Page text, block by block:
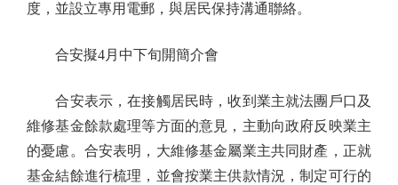
度，並設立專用電郵，與居民保持溝通聯絡。
合安擬4月中下旬開簡介會
合安表示，在接觸居民時，收到業主就法團戶口及
維修基金餘款處理等方面的意見，主動向政府反映業主
的憂慮。合安表明，大維修基金屬業主共同財產，正就
基金結餘進行梳理，並會按業主供款情況，制定可行的